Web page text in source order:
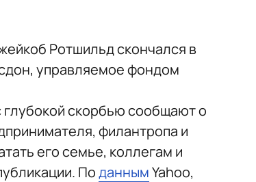
Ротшильд скончался в
управляемое фондом
скорбью сообщают о
филантропа и
его семье, коллегам и
ПоданнымYahoo,